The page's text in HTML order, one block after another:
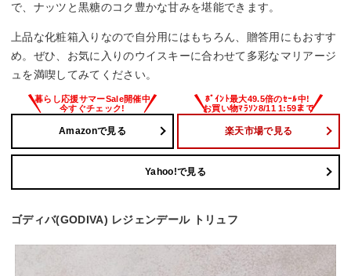
で、ナッツと黒糖のコク豊かな甘みを堪能できます。
上品な化粧箱入りなので自分用にはもちろん、贈答用にもおすす
め。ぜひ、お気に入りのウイスキーに合わせて多彩なマリアージ
ュを満喫してみてください。
Amazonで見る 楽天市場で見る
Yahoo!で見る
ゴディバ(GODIVA) レジェンデール トリュフ